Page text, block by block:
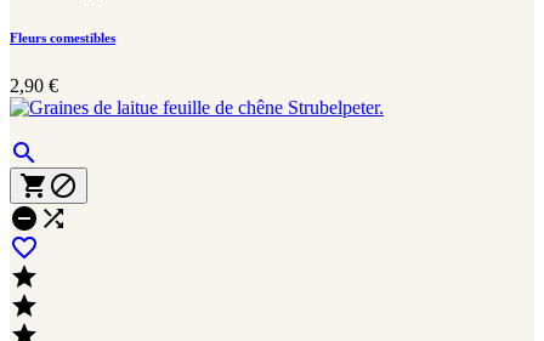
Fleurs comestibles
2,90 €

 
 



